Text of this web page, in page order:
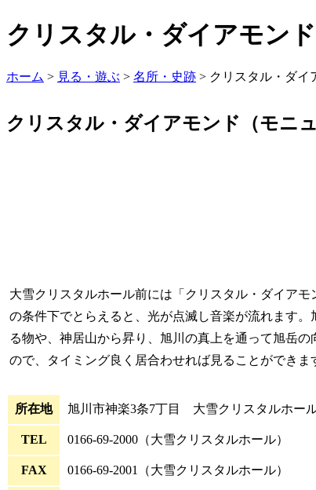
クリスタル・ダイアモン
ホーム > 見る・遊ぶ > 名所・史跡 > クリスタル・ダイ
クリスタル・ダイアモンド（モニュ
大雪クリスタルホール前には「クリスタル・ダイア
の条件下でとらえると、光が点滅し音楽が流れます
る物や、神居山から昇り、旭川の真上を通って旭岳
ので、タイミング良く居合わせれば見ることができま
所在地 旭川市神楽3条7丁目 大雪クリスタルホー
TEL 0166-69-2000（大雪クリスタルホール）
FAX 0166-69-2001（大雪クリスタルホール）